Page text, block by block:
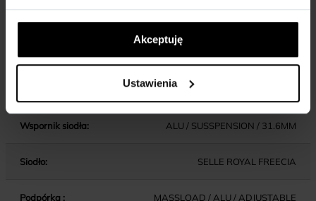
Akceptuję
Ustawienia
ALU / AHEAD / ADJUSTABLE
Wspornik siodła: ALU / SUSSPENSION / 31.6MM
Siodło: SELLE ROYAL FREECIA
Podpórka : MASSLOAD / ALU / ADJUSTABLE